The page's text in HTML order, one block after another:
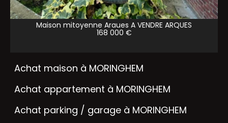
Maison mitoyenne Arques A VENDRE ARQUES
168 000 €
Achat maison à MORINGHEM
Achat appartement à MORINGHEM
Achat parking / garage à MORINGHEM